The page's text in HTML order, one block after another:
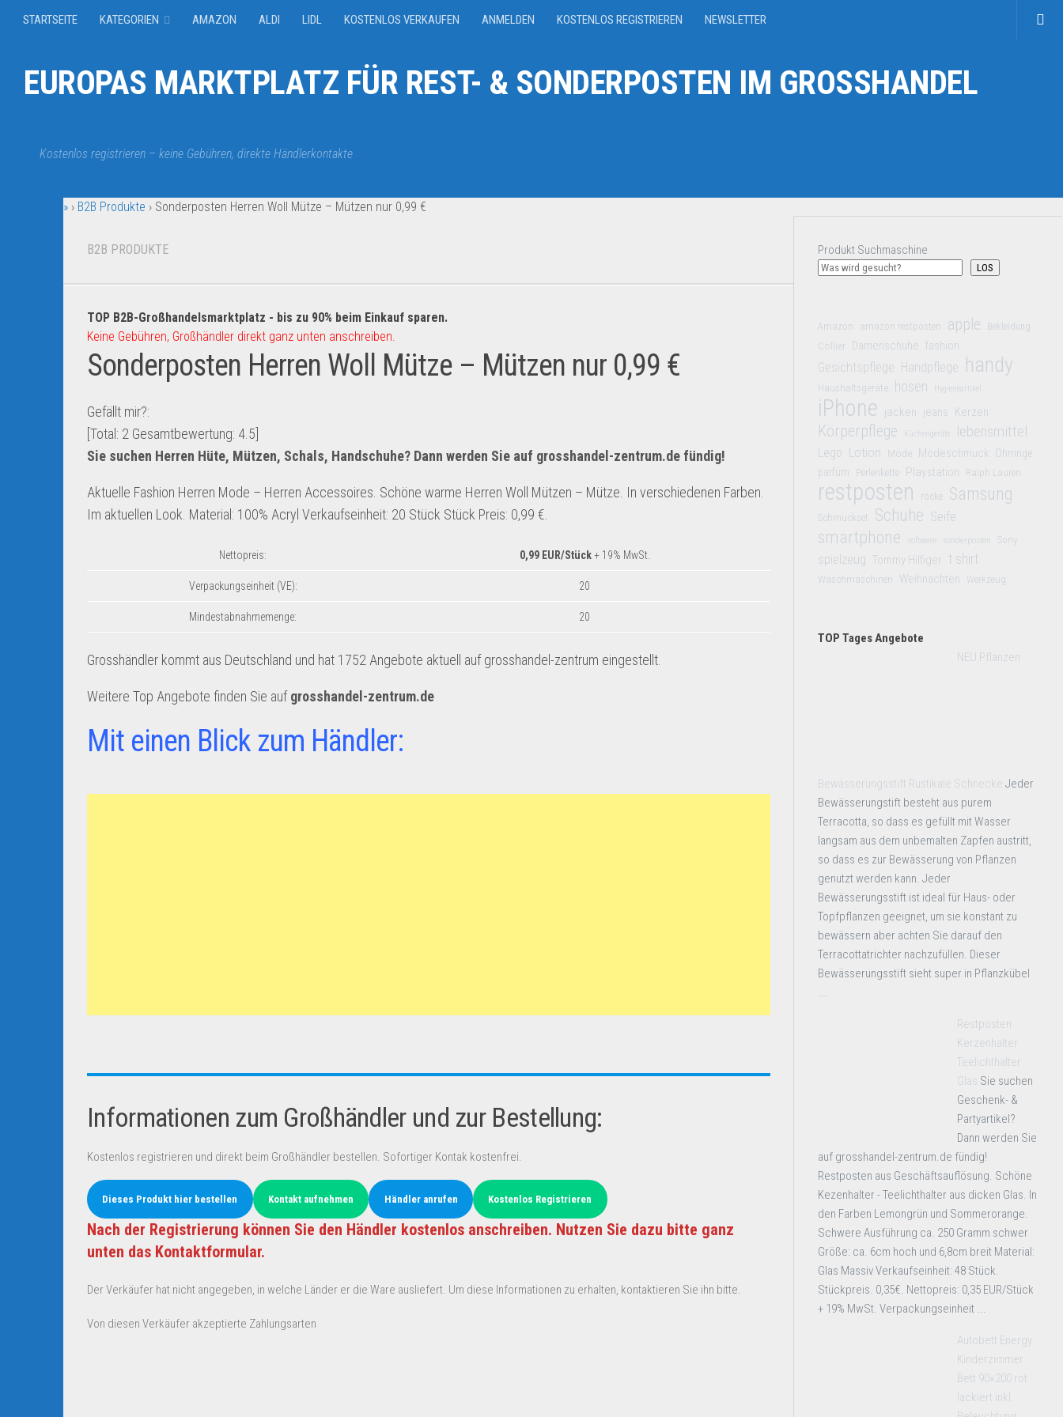
STARTSEITE KATEGORIEN AMAZON ALDI LIDL KOSTENLOS VERKAUFEN ANMELDEN KOSTENLOS REGISTRIEREN NEWSLETTER
EUROPAS MARKTPLATZ FÜR REST- & SONDERPOSTEN IM GROSSHANDEL
Kostenlos registrieren – keine Gebühren, direkte Händlerkontakte
» › B2B Produkte › Sonderposten Herren Woll Mütze – Mützen nur 0,99 €
B2B PRODUKTE
TOP B2B-Großhandelsmarktplatz - bis zu 90% beim Einkauf sparen.
Keine Gebühren, Großhändler direkt ganz unten anschreiben.
Sonderposten Herren Woll Mütze – Mützen nur 0,99 €
Gefällt mir?:
[Total: 2 Gesamtbewertung: 4.5
Sie suchen Herren Hüte, Mützen, Schals, Handschuhe? Dann werden Sie auf grosshandel-zentrum.defündig!
Aktuelle Fashion Herren Mode – Herren Accessoires. Schöne warme Herren Woll Mützen – Mütze. In verschiedenen Farben.
Im aktuellen Look. Material: 100% Acryl Verkaufseinheit: 20 Stück Stück Preis: 0,99 €.
Nettopreis: 0,99 EUR/Stück+ 19% MwSt.
Verpackungseinheit (VE): 20
Mindestabnahmemenge: 20
Grosshändler kommt aus Deutschland und hat 1752 Angebote aktuell auf grosshandel-zentrum eingestellt.
Weitere Top Angebote finden Sie aufgrosshandel-zentrum.de
Mit einen Blick zum Händler:
Informationen zum Großhändler und zur Bestellung:
Kostenlos registrieren und direkt beim Großhändler bestellen. Sofortiger Kontak kostenfrei.
Dieses Produkt hier bestellen Kontakt aufnehmen Händler anrufen Kostenlos Registrieren
Nach der Registrierung können Sie den Händler kostenlos anschreiben. Nutzen Sie dazu bitte ganz
unten das Kontaktformular.
Der Verkäufer hat nicht angegeben, in welche Länder er die Ware ausliefert. Um diese Informationen zu erhalten, kontaktieren Sie ihn bitte.
Von diesen Verkäufer akzeptierte Zahlungsarten
Produkt Suchmaschine
LOS
Amazon amazon restposten apple Bekleidung
Collier Damenschuhe fashion
Gesichtspflege Handpflege handy
Haushaltsgeräte hosen Hygieneartikel
iPhone jacken jeans Kerzen
Körperpflege Küchengeräte lebensmittel
Lego Lotion Mode Modeschmuck Ohrringe
parfüm
Perlenkette Playstation Ralph Lauren
restposten röcke Samsung
Schmuckset Schuhe Seife
smartphone software sonderposten Sony
spielzeug Tommy Hilfiger t shirt
Waschmaschinen Weihnachten Werkzeug
TOP Tages Angebote
NEU Pflanzen
Bewässerungsstift Rustikale Schnecke Jeder
Bewässerungstift besteht aus purem
Terracotta, so dass es gefüllt mit Wasser
langsam aus dem unbemalten Zapfen austritt,
so dass es zur Bewässerung von Pflanzen
genutzt werden kann. Jeder
Bewässerungsstift ist ideal für Haus- oder
Topfpflanzen geeignet, um sie konstant zu
bewässern aber achten Sie darauf den
Terracottatrichter nachzufüllen. Dieser
Bewässerungsstift sieht super in Pflanzkübel
...
Restposten
Kerzenhalter
Teelichthalter
Glas Sie suchen
Geschenk- &
Partyartikel?
Dann werden Sie
auf grosshandel-zentrum.de fündig!
Restposten aus Geschäftsauflösung. Schöne
Kezenhalter - Teelichthalter aus dicken Glas. In
den Farben Lemongrün und Sommerorange.
Schwere Ausführung ca. 250 Gramm schwer
Größe: ca. 6cm hoch und 6,8cm breit Material:
Glas Massiv Verkaufseinheit: 48 Stück.
Stückpreis. 0,35€. Nettopreis: 0,35 EUR/Stück
+ 19% MwSt. Verpackungseinheit ...
Autobett Energy
Kinderzimmer
Bett 90×200 rot
lackiert inkl.